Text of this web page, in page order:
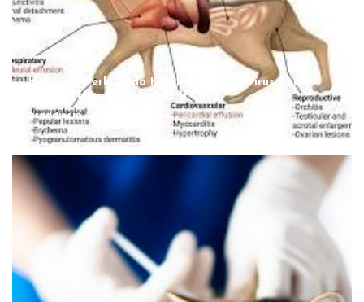
Hal Yang Perlu Anda Ketahui Tentang Virus Pada
Kucing, Feline Coronavirus (FCoV)
Draddiecm August 12, 2022